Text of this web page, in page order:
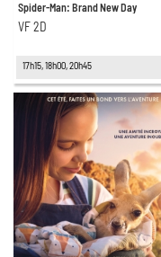
Spider-Man: Brand New Day
VF 2D
17h15, 18h00, 20h45